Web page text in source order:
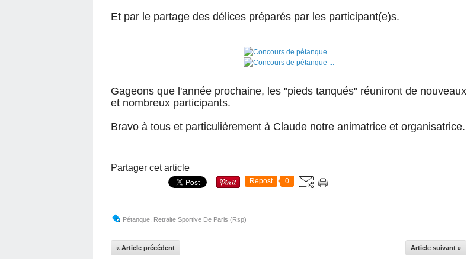
Et par le partage des délices préparés par les participant(e)s.
Gageons que l'année prochaine, les "pieds tanqués" réuniront de nouveaux
et nombreux participants.
Bravo à tous et particulièrement à Claude notre animatrice et organisatrice.
Partager cet article
Repost 0
Pétanque Retraite Sportive De Paris (Rsp)
« Article précédent Article suivant »